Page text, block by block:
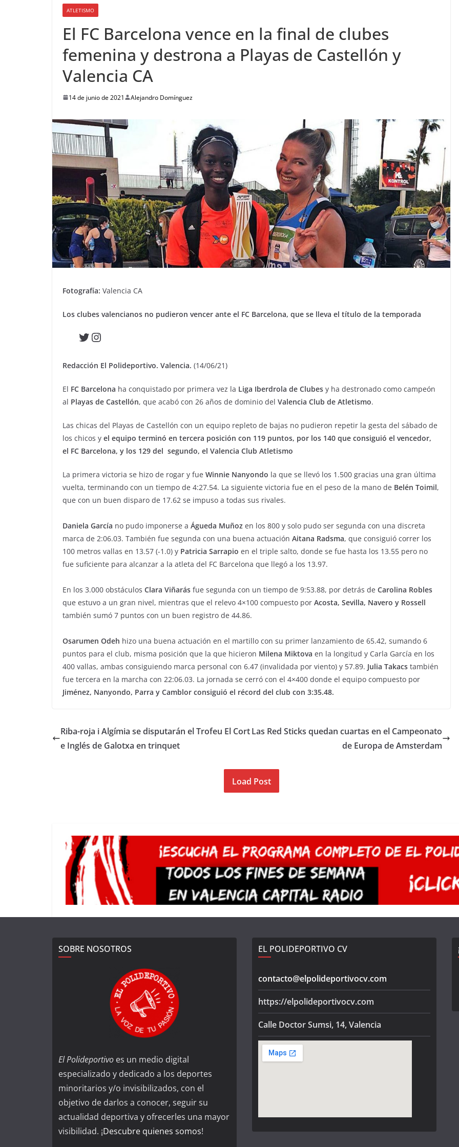
ATLETISMO
El FC Barcelona vence en la final de clubes
femenina y destrona a Playas de Castellón y
Valencia CA
14 de junio de 2021 Alejandro Domínguez
Fotografía: Valencia CA
Los clubes valencianos no pudieron vencer ante el FC Barcelona, que se lleva el título de la temporada
Twitter
Instagram
Redacción El Polideportivo. Valencia. (14/06/21)
El FC Barcelona ha conquistado por primera vez la Liga Iberdrola de Clubes y ha destronado como campeón
al Playas de Castellón, que acabó con 26 años de dominio del Valencia Club de Atletismo.
Las chicas del Playas de Castellón con un equipo repleto de bajas no pudieron repetir la gesta del sábado de
los chicos y el equipo terminó en tercera posición con 119 puntos, por los 140 que consiguió el vencedor,
el FC Barcelona, y los 129 del segundo, el Valencia Club Atletismo
La primera victoria se hizo de rogar y fue Winnie Nanyondo la que se llevó los 1.500 gracias una gran última
vuelta, terminando con un tiempo de 4:27.54. La siguiente victoria fue en el peso de la mano de Belén Toimil,
que con un buen disparo de 17.62 se impuso a todas sus rivales.
Daniela García no pudo imponerse a Águeda Muñoz en los 800 y solo pudo ser segunda con una discreta
marca de 2:06.03. También fue segunda con una buena actuación Aitana Radsma, que consiguió correr los
100 metros vallas en 13.57 (-1.0) y Patricia Sarrapio en el triple salto, donde se fue hasta los 13.55 pero no
fue suficiente para alcanzar a la atleta del FC Barcelona que llegó a los 13.97.
En los 3.000 obstáculos Clara Viñarás fue segunda con un tiempo de 9:53.88, por detrás de Carolina Robles
que estuvo a un gran nivel, mientras que el relevo 4×100 compuesto por Acosta, Sevilla, Navero y Rossell
también sumó 7 puntos con un buen registro de 44.86.
Osarumen Odeh hizo una buena actuación en el martillo con su primer lanzamiento de 65.42, sumando 6
puntos para el club, misma posición que la que hicieron Milena Miktova en la longitud y Carla García en los
400 vallas, ambas consiguiendo marca personal con 6.47 (invalidada por viento) y 57.89. Julia Takacs también
fue tercera en la marcha con 22:06.03. La jornada se cerró con el 4×400 donde el equipo compuesto por
Jiménez, Nanyondo, Parra y Camblor consiguió el récord del club con 3:35.48.
Riba-roja i Algímia se disputarán el Trofeu El Cort
e Inglés de Galotxa en trinquet
Las Red Sticks quedan cuartas en el Campeonato
de Europa de Amsterdam
Load Post
SOBRE NOSOTROS
El Polideportivo es un medio digital
especializado y dedicado a los deportes
minoritarios y/o invisibilizados, con el
objetivo de darlos a conocer, seguir su
actualidad deportiva y ofrecerles una mayor
visibilidad. ¡Descubre quienes somos!
EL POLIDEPORTIVO CV
contacto@elpolideportivocv.com
https://elpolideportivocv.com
Calle Doctor Sumsi, 14, Valencia